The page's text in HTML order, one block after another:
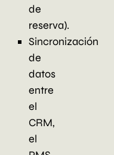
de
reserva).
Sincronización
de
datos
entre
el
CRM,
el